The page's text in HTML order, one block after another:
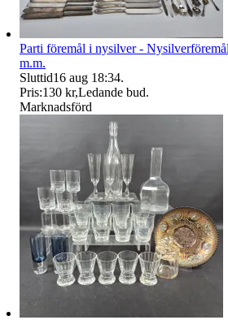
Parti föremål i nysilver -
m.m.
Sluttid16 aug 18:34.
Pris:130 kr,Ledande bud.
Marknadsförd